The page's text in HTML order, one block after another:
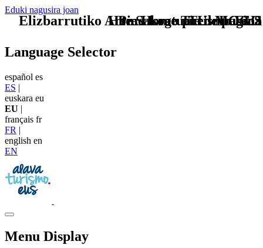
Eduki nagusira joan
TU - LOGO
Language Selector
español es
ES |
euskara eu
EU |
français fr
FR |
english en
EN
Menu Display
Elizbarrutiko Arte Sakratuaren Museoa
Home Logo pie de página
Pie Home Turismo EUS